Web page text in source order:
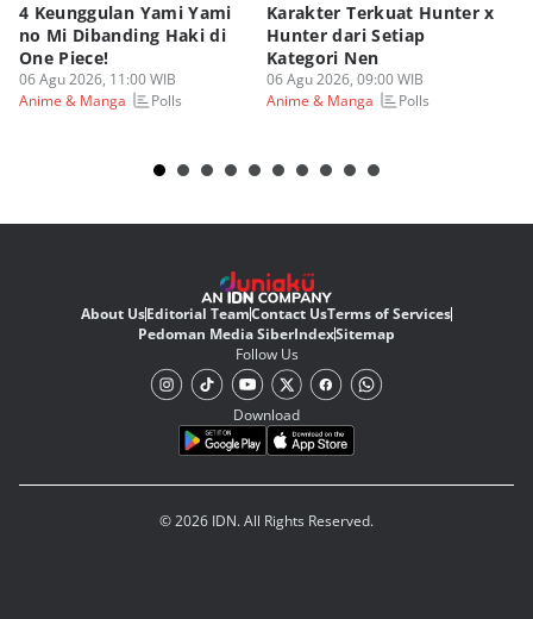
4 Keunggulan Yami Yami
no Mi Dibanding Haki di
One Piece!
06 Agu 2026, 11:00 WIB
Anime & Manga
Polls
Karakter Terkuat Hunter x
Hunter dari Setiap
Kategori Nen
06 Agu 2026, 09:00 WIB
Anime & Manga
Polls
About UsEditorial TeamContact UsTerms of Services
Pedoman Media SiberIndexSitemap
Follow Us
Download
© 2026 IDN. All Rights Reserved.